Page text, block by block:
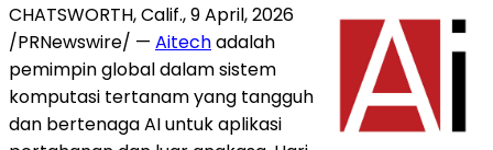
CHATSWORTH, Calif.,9 April, 2026
/PRNewswire/ — Aitechadalah
pemimpin global dalam sistem
komputasi tertanam yang tangguh
dan bertenaga AI untuk aplikasi